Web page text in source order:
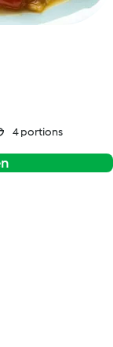
4 portions